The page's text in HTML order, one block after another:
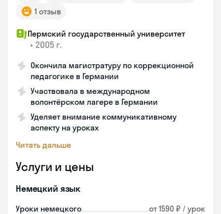
1 отзыв
Пермский государственный университет
• 2005 г.
Окончила магистратуру по коррекционной
педагогике в Германии
Участвовала в международном
волонтёрском лагере в Германии
Уделяет внимание коммуникативному
аспекту на уроках
Читать дальше
Услуги и цены
Немецкий язык
Уроки немецкого от 1590 ₽ / урок